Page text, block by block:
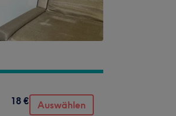
18 € Auswählen